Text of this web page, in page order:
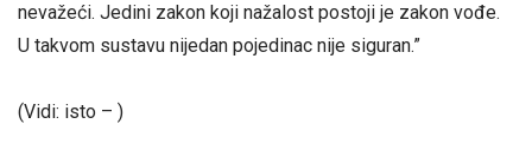
nevažeći. Jedini zakon koji nažalost postoji je zakon vođe.
U takvom sustavu nijedan pojedinac nije siguran.”
(Vidi: isto – )